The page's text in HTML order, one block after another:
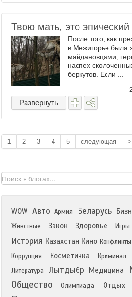
Твою мать, это эпический
После того, как
в Межигорье была
майдановцами,
наспех
беркутов. Если ...
Развернуть
1 2 3 4 5 следующая
WOW Авто Армия Беларусь
Животные
Закон Здоровье Игры
История Казахстан Кино Конфликты
Коррупция Косметичка Криминал
Литература Лытдыбр Медицина
Общество Олимпиада Отдых